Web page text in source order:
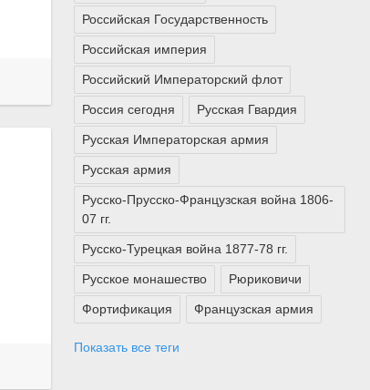
Российская Государственность
Российская империя
Российский Императорский флот
Россия сегодня Русская Гвардия
Русская Императорская армия
Русская армия
Русско-Прусско-Французская война 1806-
07 гг.
Русско-Турецкая война 1877-78 гг.
Русское монашество Рюриковичи
Фортификация Французская армия
Показать все теги